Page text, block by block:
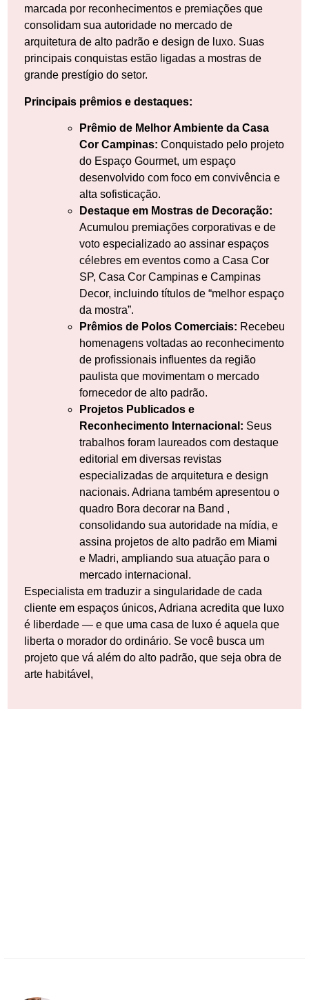
marcada por reconhecimentos e premiações que
consolidam sua autoridade no mercado de
arquitetura de alto padrão e design de luxo. Suas
principais conquistas estão ligadas a mostras de
grande prestígio do setor.
Principais prêmios e destaques:
Prêmio de Melhor Ambiente da Casa
Cor Campinas: Conquistado pelo projeto
do Espaço Gourmet, um espaço
desenvolvido com foco em convivência e
alta sofisticação.
Destaque em Mostras de Decoração:
Acumulou premiações corporativas e de
voto especializado ao assinar espaços
célebres em eventos como a Casa Cor
SP, Casa Cor Campinas e Campinas
Decor, incluindo títulos de “melhor espaço
da mostra”.
Prêmios de Polos Comerciais: Recebeu
homenagens voltadas ao reconhecimento
de profissionais influentes da região
paulista que movimentam o mercado
fornecedor de alto padrão.
Projetos Publicados e
Reconhecimento Internacional: Seus
trabalhos foram laureados com destaque
editorial em diversas revistas
especializadas de arquitetura e design
nacionais. Adriana também apresentou o
quadro Bora decorar na Band ,
consolidando sua autoridade na mídia, e
assina projetos de alto padrão em Miami
e Madri, ampliando sua atuação para o
mercado internacional.
Especialista em traduzir a singularidade de cada
cliente em espaços únicos, Adriana acredita que luxo
é liberdade — e que uma casa de luxo é aquela que
liberta o morador do ordinário. Se você busca um
projeto que vá além do alto padrão, que seja obra de
arte habitável,